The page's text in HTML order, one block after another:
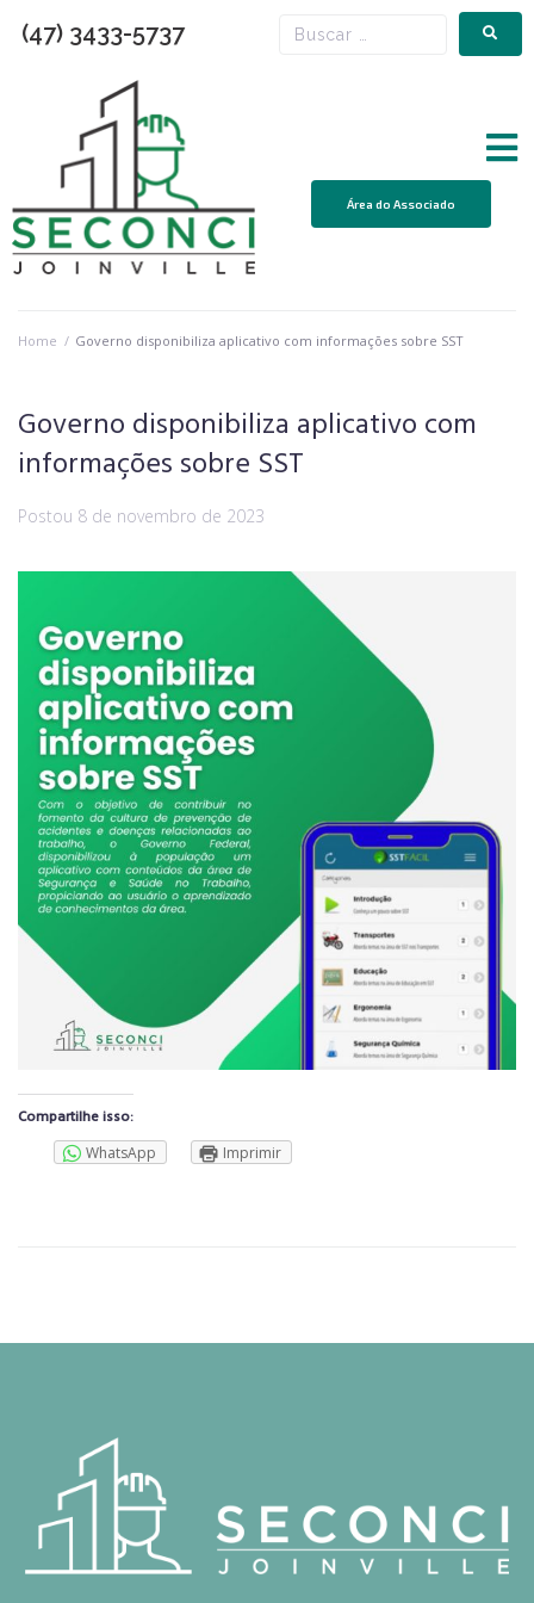
(47) 3433-5737
Área do Associado
Home / Governo disponibiliza aplicativo com informações sobre SST
Governo disponibiliza aplicativo com
informações sobre SST
Postou 8 de novembro de 2023
Compartilhe isso:
WhatsApp Imprimir